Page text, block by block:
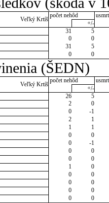
Veľký Krtíš
počet nehôd
+/-
31
5
0
0
31
5
0 0
(ŠEDN)
Veľký Krtíš
počet nehôd
+/-
26
5
2
0
0
-1
2
1
1
1
0
0
0
-1
0
0
0
0
1
0
0
0
0
0
0
0
0 0